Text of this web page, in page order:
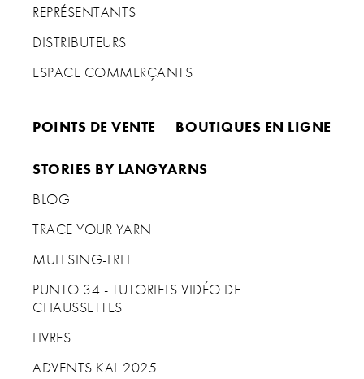
REPRÉSENTANTS
DISTRIBUTEURS
ESPACE COMMERÇANTS
POINTS DE VENTE BOUTIQUES EN LIGNE
STORIES BY LANGYARNS
BLOG
TRACE YOUR YARN
MULESING-FREE
PUNTO 34 - TUTORIELS VIDÉO DE
CHAUSSETTES
LIVRES
ADVENTS KAL 2025